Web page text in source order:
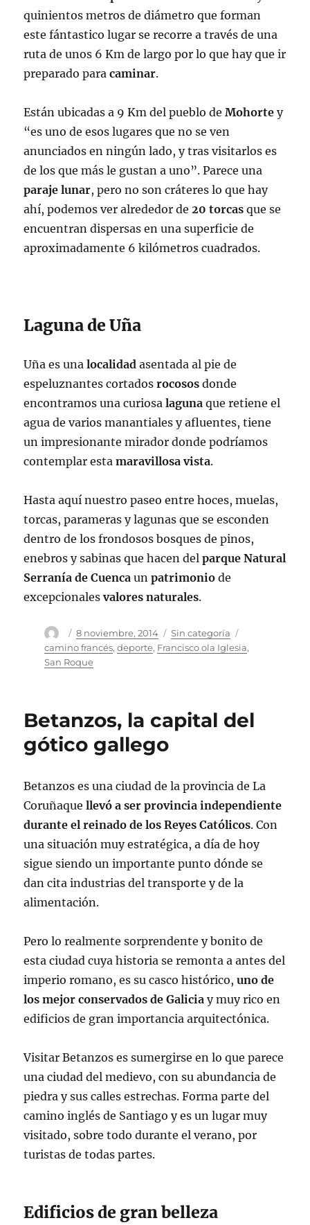
quinientos metros de diámetro que forman
este fántastico lugar se recorre a través de una
ruta de unos 6 Km de largo por lo que hay que ir
preparado paracaminar.
Están ubicadas a 9 Km del pueblo deMohorte y
“es uno de esos lugares que no se ven
anunciados en ningún lado, y tras visitarlos es
de los que más le gustan a uno”. Parece una
paraje lunar, pero no son cráteres lo que hay
ahí, podemos ver alrededor de20 torcas que se
encuentran dispersas en una superficie de
aproximadamente 6 kilómetros cuadrados.
Laguna de Uña
Uña es unalocalidad asentada al pie de
espeluznantes cortadosrocosos donde
encontramos una curiosalaguna que retiene el
agua de varios manantiales y afluentes, tiene
un impresionante mirador donde podríamos
contemplar estamaravillosa vista.
Hasta aquí nuestro paseo entre hoces, muelas,
torcas, parameras y lagunas que se esconden
dentro de los frondosos bosques de pinos,
enebros y sabinas que hacen delparque Natural
Serranía de Cuenca unpatrimonio de
excepcionalesvalores naturales.
Autor
Publicado
el
8 noviembre, 2014 Categorías
Sin categoría
camino francés, deporte, Francisco ola Iglesia,
San Roque
Betanzos, la capital del
gótico gallego
Betanzos es una ciudad de la provincia de La
Coruñaquellevó a ser provincia independiente
durante el reinado de los Reyes Católicos. Con
una situación muy estratégica, a día de hoy
sigue siendo un importante punto dónde se
dan cita industrias del transporte y de la
alimentación.
Pero lo realmente sorprendente y bonito de
esta ciudad cuya historia se remonta a antes del
imperio romano, es su casco histórico,uno de
los mejor conservados de Galicia y muy rico en
edificios de gran importancia arquitectónica.
Visitar Betanzos es sumergirse en lo que parece
una ciudad del medievo, con su abundancia de
piedra y sus calles estrechas. Forma parte del
camino inglés de Santiago y es un lugar muy
visitado, sobre todo durante el verano, por
turistas de todas partes.
Edificios de gran belleza